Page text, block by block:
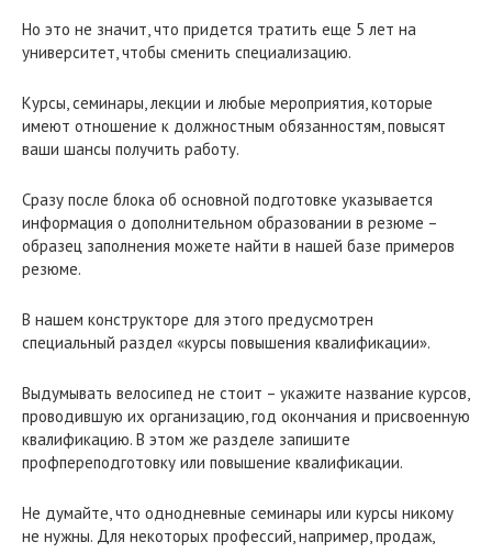
Но это не значит, что придется тратить еще 5 лет на
университет, чтобы сменить специализацию.
Курсы, семинары, лекции и любые мероприятия, которые
имеют отношение к должностным обязанностям, повысят
ваши шансы получить работу.
Сразу после блока об основной подготовке указывается
информация о дополнительном образовании в резюме –
образец заполнения можете найти в нашей базе примеров
резюме.
В нашем конструкторе для этого предусмотрен
специальный раздел «курсы повышения квалификации».
Выдумывать велосипед не стоит – укажите название курсов,
проводившую их организацию, год окончания и присвоенную
квалификацию. В этом же разделе запишите
профпереподготовку или повышение квалификации.
Не думайте, что однодневные семинары или курсы никому
не нужны. Для некоторых профессий, например, продаж,